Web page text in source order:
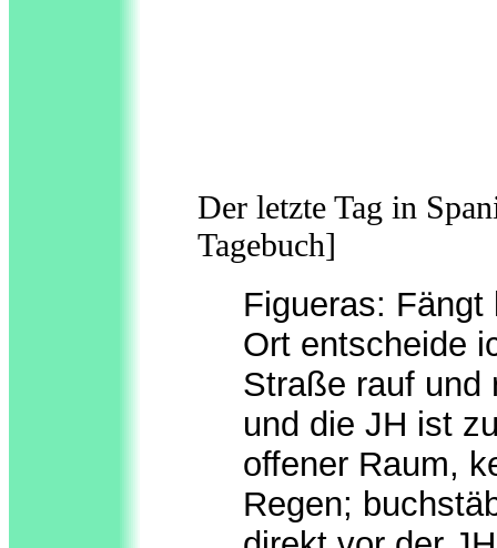
Der letzte Tag in
Tagebuch]
Figueras:
Ort entscheide
Straße rauf und
und die JH ist
offener Raum,
Regen;